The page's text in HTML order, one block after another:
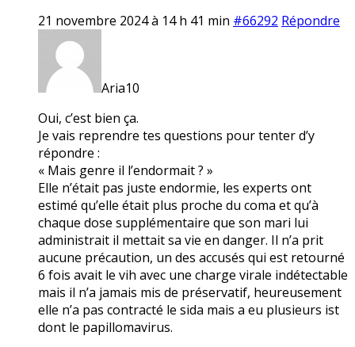
21 novembre 2024 à 14 h 41 min #66292 Répondre
Aria10
Oui, c’est bien ça.
Je vais reprendre tes questions pour tenter d’y
répondre :
« Mais genre il l’endormait ? »
Elle n’était pas juste endormie, les experts ont
estimé qu’elle était plus proche du coma et qu’à
chaque dose supplémentaire que son mari lui
administrait il mettait sa vie en danger. Il n’a prit
aucune précaution, un des accusés qui est retourné
6 fois avait le vih avec une charge virale indétectable
mais il n’a jamais mis de préservatif, heureusement
elle n’a pas contracté le sida mais a eu plusieurs ist
dont le papillomavirus.